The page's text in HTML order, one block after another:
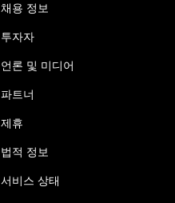
채용 정보
투자자
언론 및 미디어
파트너
제휴
법적 정보
서비스 상태